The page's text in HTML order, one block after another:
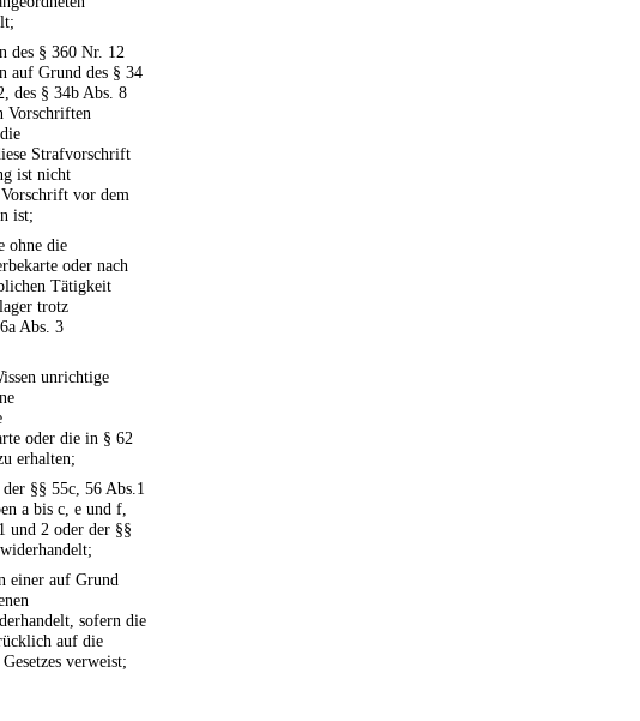
des § 360 Nr. 12
auf Grund des § 34
des § 34b Abs. 8
Vorschriften
Strafvorschrift
ist nicht
vor dem
ist;
ohne die
oder nach
Tätigkeit
trotz
Abs. 3
unrichtige
oder die in § 62
erhalten;
§§ 55c, 56 Abs.1
a bis c, e und f,
und 2 oder der §§
einer auf Grund
sofern die
auf die
verweist;